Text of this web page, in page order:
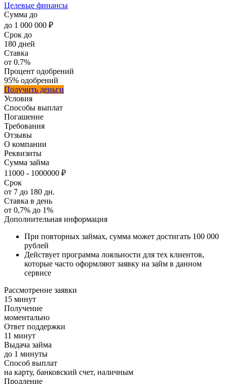
Целевые финансы
Сумма до
до 1 000 000 ₽
Срок до
180 дней
Ставка
от 0.7%
Процент одобрений
95% одобрений
Получить деньги
Условия
Способы выплат
Погашение
Требования
Отзывы
О компании
Реквизиты
Сумма займа
11000 - 1000000 ₽
Срок
от 7 до 180 дн.
Ставка в день
от 0,7% до 1%
Дополнительная информация
При повторных займах, сумма может достигать 100 000
рублей
Действует программа лояльности для тех клиентов,
которые часто оформляют заявку на займ в данном
сервисе
Рассмотрение заявки
15 минут
Получение
моментально
Ответ поддержки
11 минут
Выдача займа
до 1 минуты
Способ выплат
на карту, банковский счет, наличным
Продление